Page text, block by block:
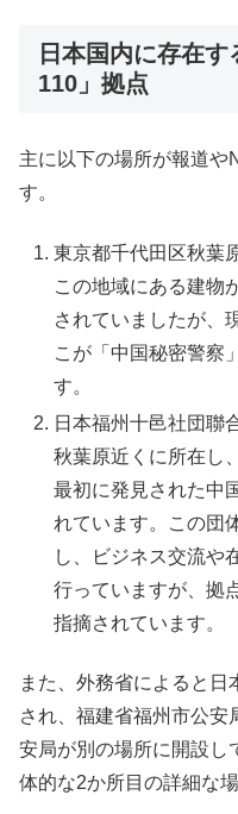
日本国内に存在
110」拠点
主に以下の場所が報道や
す。
東京都千代田区秋葉
この地域にある建物
されていましたが、
こが「中国秘密警察
す。
日本福州十邑社団聯
秋葉原近くに所在し
最初に発見された中
れています。この団
し、ビジネス交流や
行っていますが、拠
指摘されています。
また、外務省によると日
され、福建省福州市公安
安局が別の場所に開設し
体的な2か所目の詳細な